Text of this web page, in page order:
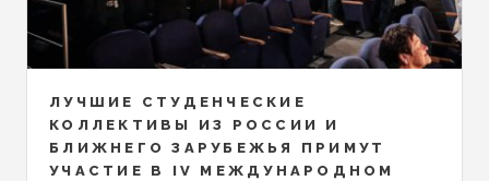
ЛУЧШИЕ СТУДЕНЧЕСКИЕ
КОЛЛЕКТИВЫ ИЗ РОССИИ И
БЛИЖНЕГО ЗАРУБЕЖЬЯ ПРИМУТ
УЧАСТИЕ В IV МЕЖДУНАРОДНОМ